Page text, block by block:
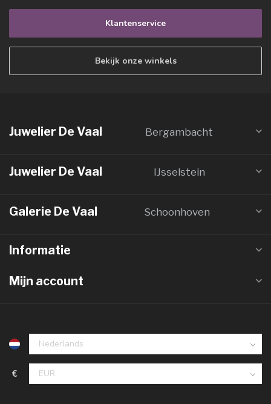
Klantenservice
Bekijk onze winkels
Juwelier De Vaal Bergambacht
Juwelier De Vaal IJsselstein
Galerie De Vaal Schoonhoven
Informatie
Mijn account
€